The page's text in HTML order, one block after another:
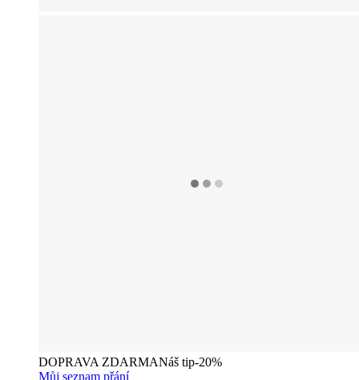
DOPRAVA ZDARMANáš tip-20%
Můj seznam přání